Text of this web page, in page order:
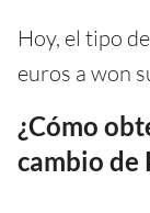
Hoy, el tipo
euros a won
¿Cómo
cambio de